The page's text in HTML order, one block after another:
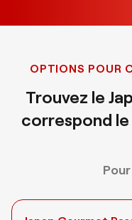
OPTIONS POUR
Trouvez le
correspond